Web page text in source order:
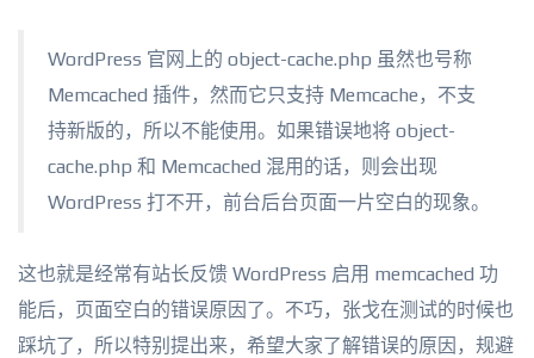
WordPress 官网上的 object-cache.php 虽然也号称
Memcached 插件，然而它只支持 Memcache，不支
持新版的，所以不能使用。如果错误地将 object-
cache.php 和 Memcached 混用的话，则会出现
WordPress 打不开，前台后台页面一片空白的现象。
这也就是经常有站长反馈 WordPress 启用 memcached 功
能后，页面空白的错误原因了。不巧，张戈在测试的时候也
踩坑了，所以特别提出来，希望大家了解错误的原因，规避